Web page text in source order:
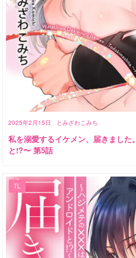
2025年2月15日 とみざわこみち
私を溺愛するイケメン、届きまし
と!?〜 第5話
TL